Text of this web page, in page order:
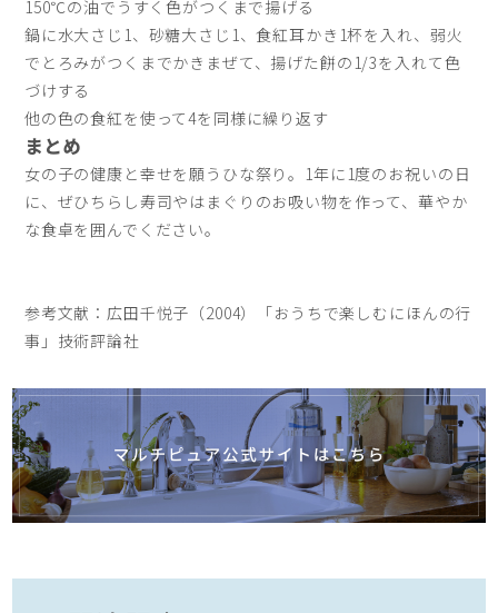
150℃の油でうすく色がつくまで揚げる
鍋に水大さじ1、砂糖大さじ1、食紅耳かき1杯を入れ、弱火
でとろみがつくまでかきまぜて、揚げた餅の1/3を入れて色
づけする
他の色の食紅を使って4を同様に繰り返す
まとめ
女の子の健康と幸せを願うひな祭り。1年に1度のお祝いの日
に、ぜひちらし寿司やはまぐりのお吸い物を作って、華やか
な食卓を囲んでください。
参考文献：広田千悦子（2004）「おうちで楽しむにほんの行
事」技術評論社